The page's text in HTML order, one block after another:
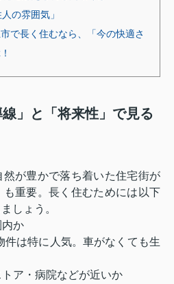
の雰囲気」
で長く住むなら、「今の快適さ
」と「将来性」で見る
が豊かで落ち着いた住宅街が
重要。長く住むためには以下
しょう。
か
は特に人気。車がなくても生
ア・病院などが近いか